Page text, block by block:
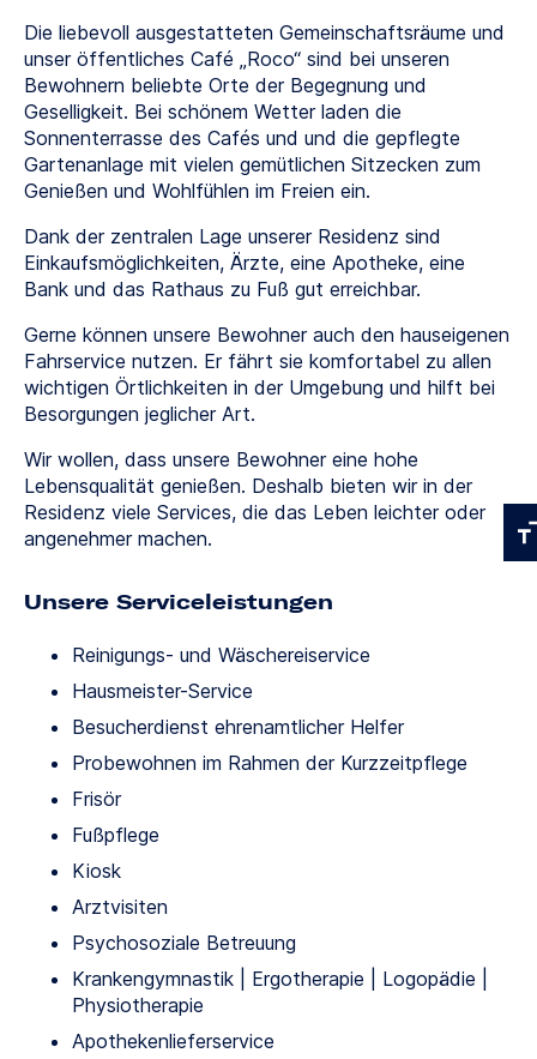
Die liebevoll ausgestatteten Gemeinschaftsräume und
unser öffentliches Café „Roco“ sind bei unseren
Bewohnern beliebte Orte der Begegnung und
Geselligkeit. Bei schönem Wetter laden die
Sonnenterrasse des Cafés und und die gepflegte
Gartenanlage mit vielen gemütlichen Sitzecken zum
Genießen und Wohlfühlen im Freien ein.
Dank der zentralen Lage unserer Residenz sind
Einkaufsmöglichkeiten, Ärzte, eine Apotheke, eine
Bank und das Rathaus zu Fuß gut erreichbar.
Gerne können unsere Bewohner auch den hauseigenen
Fahrservice nutzen. Er fährt sie komfortabel zu allen
wichtigen Örtlichkeiten in der Umgebung und hilft bei
Besorgungen jeglicher Art.
Wir wollen, dass unsere Bewohner eine hohe
Lebensqualität genießen. Deshalb bieten wir in der
Residenz viele Services, die das Leben leichter oder
angenehmer machen.
Unsere Serviceleistungen
Reinigungs- und Wäschereiservice
Hausmeister-Service
Besucherdienst ehrenamtlicher Helfer
Probewohnen im Rahmen der Kurzzeitpflege
Frisör
Fußpflege
Kiosk
Arztvisiten
Psychosoziale Betreuung
Krankengymnastik | Ergotherapie | Logopädie |
Physiotherapie
Apothekenlieferservice